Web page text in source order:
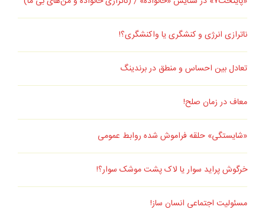
ناترازی انرژی و کنشگری یا واکنشگری؟!
تعادل بین احساس و منطق در برندینگ
معاف در زمان صلح!
«شایستگی» حلقه فراموش شده روابط عمومی
خرگوش پراید سوار یا لاک پشت موشک سوار؟!
مسئولیت اجتماعی انسان ساز!